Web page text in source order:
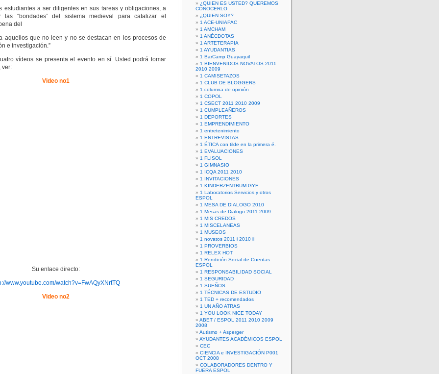
estudiantes a ser diligentes en sus tareas y obligaciones, a
“bondades” del sistema medieval para catalizar el
del
aquellos que no leen y no se destacan en los procesos de
e investigación.”
vídeos se presenta el evento en sí. Usted podrá tomar
ver:
Video no1
Su enlace directo:
www.youtube.com/watch?v=FwAQyXNrtTQ
Video no2
¿QUIEN ES USTED? QUEREMOS
CONOCERLO
¿QUIEN SOY?
1 ACE-UNIAPAC
1 AMCHAM
1 ANÉCDOTAS
1 ARTETERAPIA
1 AYUDANTIAS
1 BarCamp Guayaquil
1 BIENVENIDOS NOVATOS 2011
2010 2009
1 CAMISETAZOS
1 CLUB DE BLOGGERS
1 columna de opinión
1 COPOL
1 CSECT 2011 2010 2009
1 CUMPLEAÑEROS
1 DEPORTES
1 EMPRENDIMIENTO
1 entretenimiento
1 ENTREVISTAS
1 ÉTICA con tilde en la primera é.
1 EVALUACIONES
1 FLISOL
1 GIMNASIO
1 ICQA 2011 2010
1 INVITACIONES
1 KINDERZENTRUM GYE
1 Laboratorios Servicios y otros
ESPOL
1 MESA DE DIALOGO 2010
1 Mesas de Dialogo 2011 2009
1 MIS CREDOS
1 MISCELANEAS
1 MUSEOS
1 novatos 2011 i 2010 ii
1 PROVERBIOS
1 RELEX HOT
1 Rendición Social de Cuentas
ESPOL
1 RESPONSABILIDAD SOCIAL
1 SEGURIDAD
1 SUEÑOS
1 TÉCNICAS DE ESTUDIO
1 TED + recomendados
1 UN AÑO ATRAS
1 YOU LOOK NICE TODAY
ABET / ESPOL 2011 2010 2009
2008
Autismo + Asperger
AYUDANTES ACADÉMICOS ESPOL
CEC
CIENCIA e INVESTIGACIÓN P001
OCT 2008
COLABORADORES DENTRO Y
FUERA ESPOL